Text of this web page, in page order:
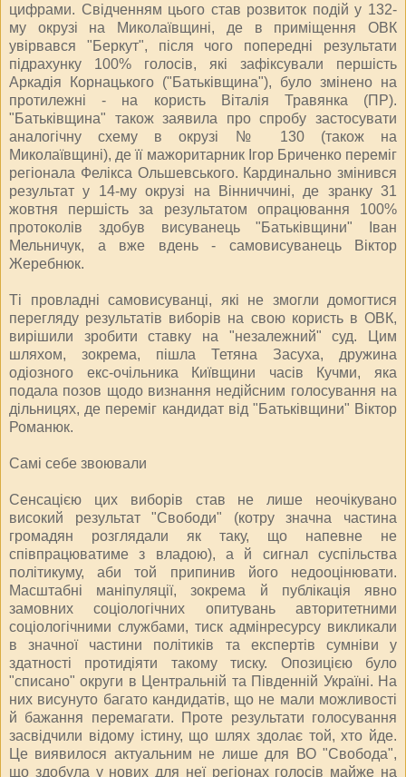
цифрами. Свідченням цього став розвиток подій у 132-
му окрузі на Миколаївщині, де в приміщення ОВК
увірвався "Беркут", після чого попередні результати
підрахунку 100% голосів, які зафіксували першість
Аркадія Корнацького ("Батьківщина"), було змінено на
протилежні - на користь Віталія Травянка (ПР).
"Батьківщина" також заявила про спробу застосувати
аналогічну схему в окрузі № 130 (також на
Миколаївщині), де її мажоритарник Ігор Бриченко переміг
регіонала Фелікса Ольшевського. Кардинально змінився
результат у 14-му окрузі на Вінниччині, де зранку 31
жовтня першість за результатом опрацювання 100%
протоколів здобув висуванець "Батьківщини" Іван
Мельничук, а вже вдень - самовисуванець Віктор
Жеребнюк.
Ті провладні самовисуванці, які не змогли домогтися
перегляду результатів виборів на свою користь в ОВК,
вирішили зробити ставку на "незалежний" суд. Цим
шляхом, зокрема, пішла Тетяна Засуха, дружина
одіозного екс-очільника Київщини часів Кучми, яка
подала позов щодо визнання недійсним голосування на
дільницях, де переміг кандидат від "Батьківщини" Віктор
Романюк.
Самі себе звоювали
Сенсацією цих виборів став не лише неочікувано
високий результат "Свободи" (котру значна частина
громадян розглядали як таку, що напевне не
співпрацюватиме з владою), а й сигнал суспільства
політикуму, аби той припинив його недооцінювати.
Масштабні маніпуляції, зокрема й публікація явно
замовних соціологічних опитувань авторитетними
соціологічними службами, тиск адмінресурсу викликали
в значної частини політиків та експертів сумніви у
здатності протидіяти такому тиску. Опозицією було
"списано" округи в Центральній та Південній Україні. На
них висунуто багато кандидатів, що не мали можливості
й бажання перемагати. Проте результати голосування
засвідчили відому істину, що шлях здолає той, хто йде.
Це виявилося актуальним не лише для ВО "Свобода",
що здобула у нових для неї регіонах голосів майже на